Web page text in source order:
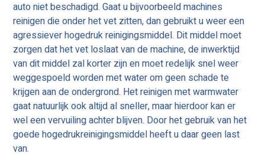
auto niet beschadigd. Gaat u bijvoorbeeld machines
reinigen die onder het vet zitten, dan gebruikt u weer een
agressiever hogedruk reinigingsmiddel. Dit middel moet
zorgen dat het vet loslaat van de machine, de inwerktijd
van dit middel zal korter zijn en moet redelijk snel weer
weggespoeld worden met water om geen schade te
krijgen aan de ondergrond. Het reinigen met warmwater
gaat natuurlijk ook altijd al sneller, maar hierdoor kan er
wel een vervuiling achter blijven. Door het gebruik van het
goede hogedrukreinigingsmiddel heeft u daar geen last
van.